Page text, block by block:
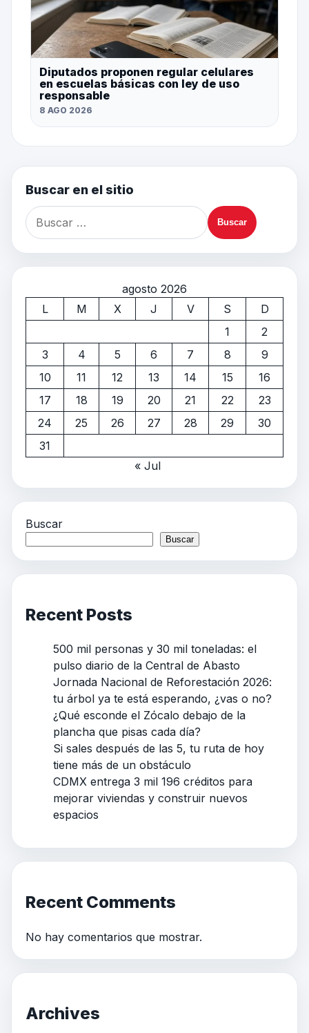
Diputados proponen regular celulares
en escuelas básicas con ley de uso
responsable
8 AGO 2026
Buscar en el sitio
agosto 2026
L
M X J V S
D
1
2
3
4 5 6 7 8
9
10
11 12 13 14 15
16
17
18 19 20 21 22
23
24
25 26 27 28 29
30
31
« Jul
Buscar
Buscar
Recent Posts
500 mil personas y 30 mil toneladas: el
pulso diario de la Central de Abasto
Jornada Nacional de Reforestación 2026:
tu árbol ya te está esperando, ¿vas o no?
¿Qué esconde el Zócalo debajo de la
plancha que pisas cada día?
Si sales después de las 5, tu ruta de hoy
tiene más de un obstáculo
CDMX entrega 3 mil 196 créditos para
mejorar viviendas y construir nuevos
espacios
Recent Comments
No hay comentarios que mostrar.
Archives